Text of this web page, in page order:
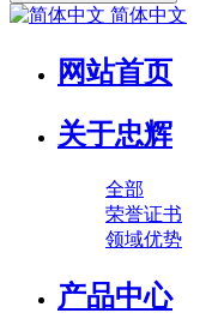
简体中文
网站首页
关于忠辉
全部
荣誉证书
领域优势
产品中心